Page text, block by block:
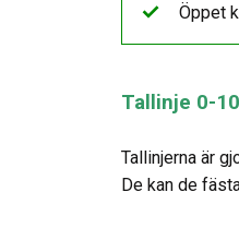
Tallinje 0-
Tallinjerna är
De kan de
Öppet